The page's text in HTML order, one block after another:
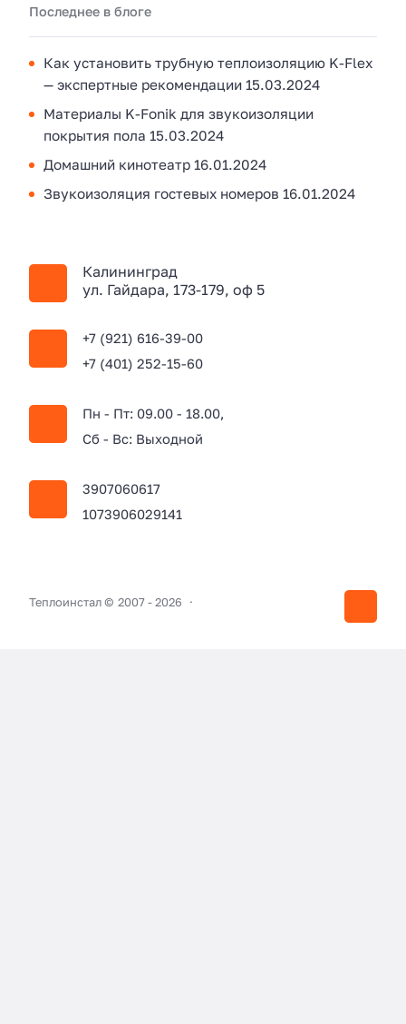
Последнее в блоге
Как установить трубную теплоизоляцию K-Flex
— экспертные рекомендации 15.03.2024
Материалы K-Fonik для звукоизоляции
покрытия пола 15.03.2024
Домашний кинотеатр 16.01.2024
Звукоизоляция гостевых номеров 16.01.2024
Калининград
ул. Гайдара, 173-179, оф 5
+7 (921) 616-39-00
+7 (401) 252-15-60
Пн - Пт: 09.00 - 18.00,
Сб - Вс: Выходной
3907060617
1073906029141
Теплоинстал © 2007 -2026